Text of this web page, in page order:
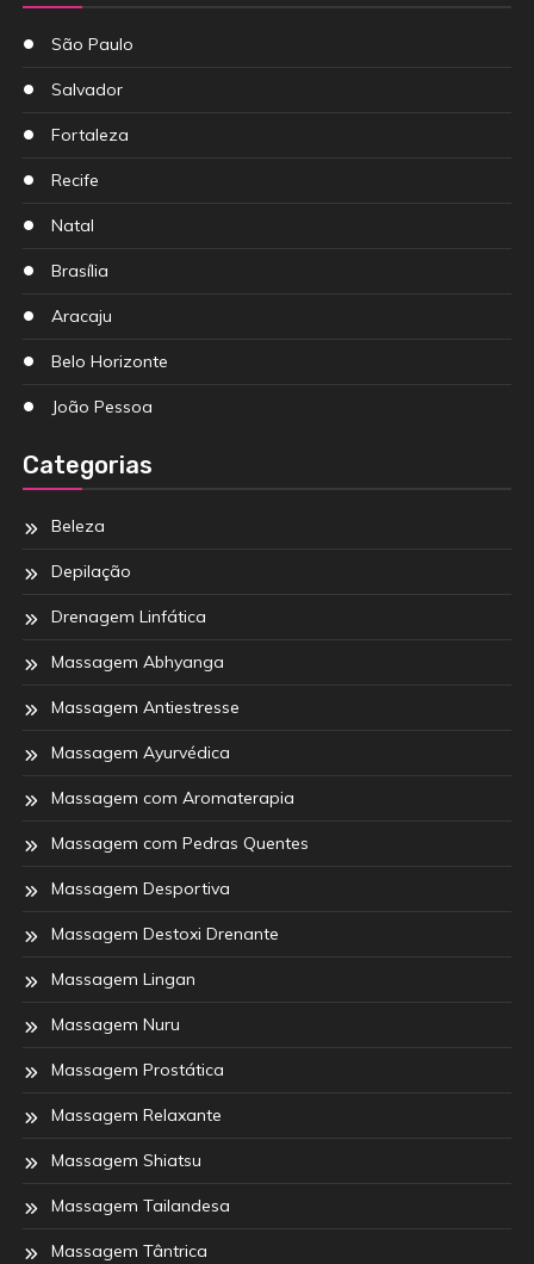
São Paulo
Salvador
Fortaleza
Recife
Natal
Brasília
Aracaju
Belo Horizonte
João Pessoa
Categorias
Beleza
Depilação
Drenagem Linfática
Massagem Abhyanga
Massagem Antiestresse
Massagem Ayurvédica
Massagem com Aromaterapia
Massagem com Pedras Quentes
Massagem Desportiva
Massagem Destoxi Drenante
Massagem Lingan
Massagem Nuru
Massagem Prostática
Massagem Relaxante
Massagem Shiatsu
Massagem Tailandesa
Massagem Tântrica